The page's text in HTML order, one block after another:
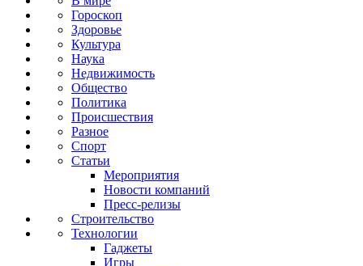
Гороскоп
Здоровье
Культура
Наука
Недвижимость
Общество
Политика
Происшествия
Разное
Спорт
Статьи
Мероприятия
Новости компаний
Пресс-релизы
Строительство
Технологии
Гаджеты
Игры